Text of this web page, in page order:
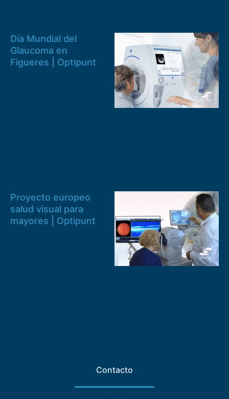
Día Mundial del
Glaucoma en
Figueres | Optipunt
Proyecto europeo
salud visual para
mayores | Optipunt
Contacto